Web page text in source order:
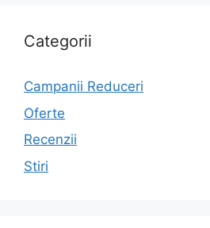
Categorii
Campanii Reduceri
Oferte
Recenzii
Stiri